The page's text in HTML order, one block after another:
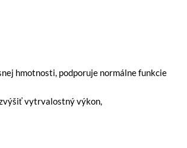
hmotnosti, podporuje normálne funkcie
vytrvalostný výkon,